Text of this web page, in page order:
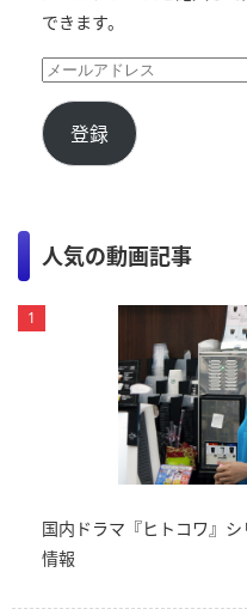
できます。
登録
人気の動画記事
国内ドラマ『ヒトコワ』
情報